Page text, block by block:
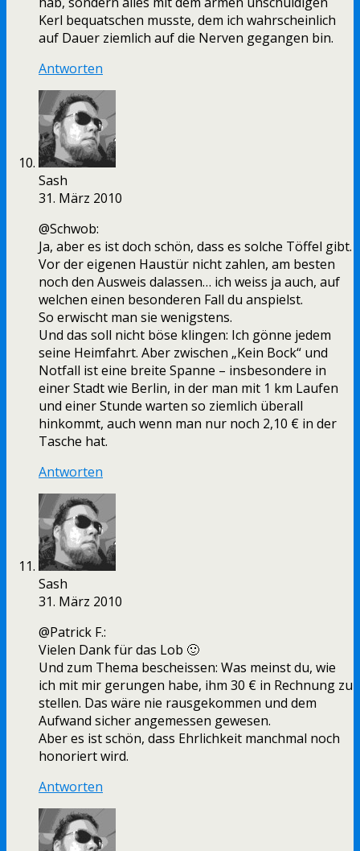
Kerl bequatschen musste, dem ich wahrscheinlich
auf Dauer ziemlich auf die Nerven gegangen bin.
Antworten
Sash
31. März 2010
@Schwob:
Ja, aber es ist doch schön, dass es solche Töffel gibt.
Vor der eigenen Haustür nicht zahlen, am besten
noch den Ausweis dalassen… ich weiss ja auch, auf
welchen einen besonderen Fall du anspielst.
So erwischt man sie wenigstens.
Und das soll nicht böse klingen: Ich gönne jedem
seine Heimfahrt. Aber zwischen „Kein Bock“ und
Notfall ist eine breite Spanne – insbesondere in
einer Stadt wie Berlin, in der man mit 1 km Laufen
und einer Stunde warten so ziemlich überall
hinkommt, auch wenn man nur noch 2,10 € in der
Tasche hat.
Antworten
Sash
31. März 2010
@Patrick F.:
Vielen Dank für das Lob 🙂
Und zum Thema bescheissen: Was meinst du, wie
ich mit mir gerungen habe, ihm 30 € in Rechnung zu
stellen. Das wäre nie rausgekommen und dem
Aufwand sicher angemessen gewesen.
Aber es ist schön, dass Ehrlichkeit manchmal noch
honoriert wird.
Antworten